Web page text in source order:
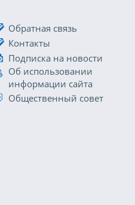
Обратная связь
Контакты
Подписка на новости
Об использовании
информации сайта
Общественный совет